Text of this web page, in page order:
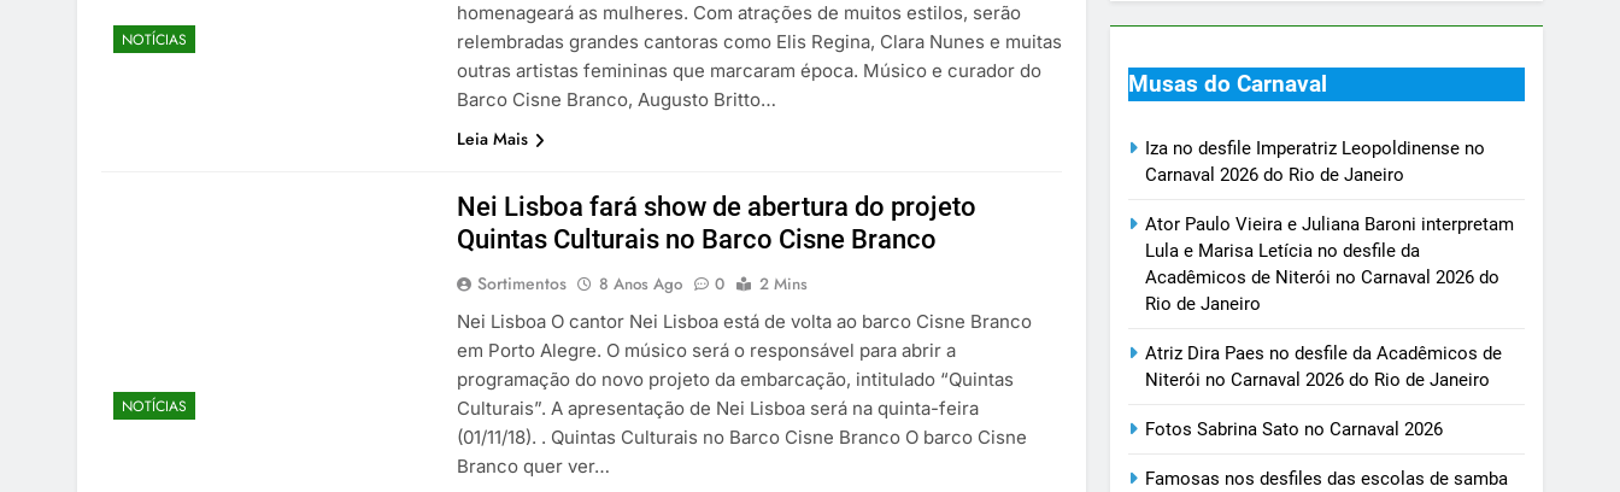
NOTÍCIAS
homenageará as mulheres. Com atrações de muitos estilos, serão
relembradas grandes cantoras como Elis Regina, Clara Nunes e muitas
outras artistas femininas que marcaram época. Músico e curador do
Barco Cisne Branco, Augusto Britto…
Leia Mais
NOTÍCIAS
Nei Lisboa fará show de abertura do projeto
Quintas Culturais no Barco Cisne Branco
Sortimentos 8 Anos Ago 0
2 Mins
Nei Lisboa O cantor Nei Lisboa está de volta ao barco Cisne Branco
em Porto Alegre. O músico será o responsável para abrir a
programação do novo projeto da embarcação, intitulado “Quintas
Culturais”. A apresentação de Nei Lisboa será na quinta-feira
(01/11/18). . Quintas Culturais no Barco Cisne Branco O barco Cisne
Branco quer ver…
Musas do Carnaval
Iza no desfile Imperatriz Leopoldinense no
Carnaval 2026 do Rio de Janeiro
Ator Paulo Vieira e Juliana Baroni interpretam
Lula e Marisa Letícia no desfile da
Acadêmicos de Niterói no Carnaval 2026 do
Rio de Janeiro
Atriz Dira Paes no desfile da Acadêmicos de
Niterói no Carnaval 2026 do Rio de Janeiro
Fotos Sabrina Sato no Carnaval 2026
Famosas nos desfiles das escolas de samba